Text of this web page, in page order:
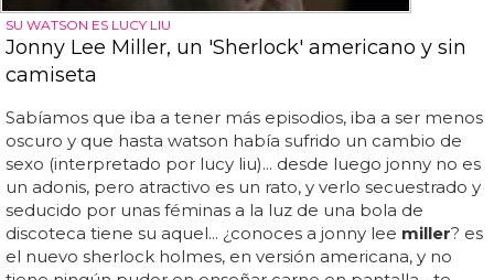
SU WATSON ES LUCY LIU
Jonny Lee Miller, un 'Sherlock' americano y sin
camiseta
Sabíamos que iba a tener más episodios, iba a ser menos
oscuro y que hasta watson había sufrido un cambio de
sexo (interpretado por lucy liu)... desde luego jonny no es
un adonis, pero atractivo es un rato, y verlo secuestrado y
seducido por unas féminas a la luz de una bola de
discoteca tiene su aquel... ¿conoces a jonny lee miller? es
el nuevo sherlock holmes, en versión americana, y no